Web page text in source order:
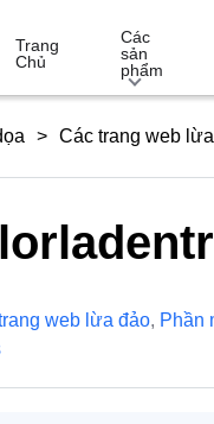
Trang
Chủ
Các
sản
phẩm
Các trang web
web lừa đảo, Phần